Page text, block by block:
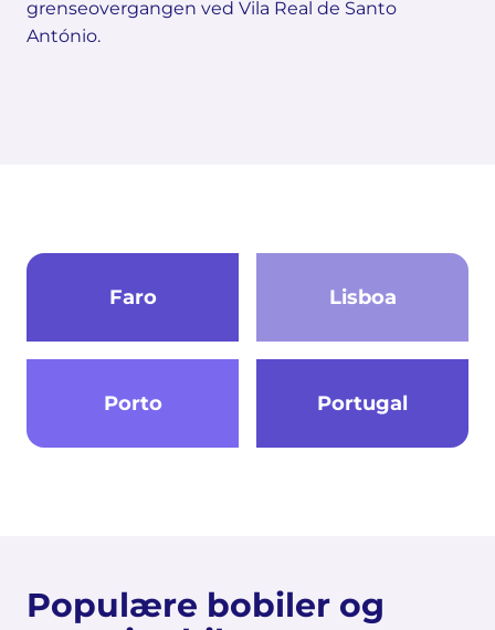
grenseovergangen ved Vila Real de Santo
António.
Faro Lisboa
Porto Portugal
Populære bobiler og